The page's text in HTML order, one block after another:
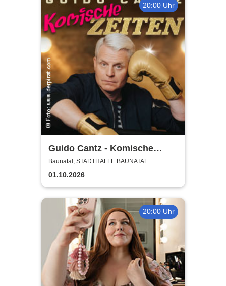
20:00 Uhr
Guido Cantz - Komische
Zeiten | Das neue Programm
Baunatal, STADTHALLE BAUNATAL
01.10.2026
20:00 Uhr